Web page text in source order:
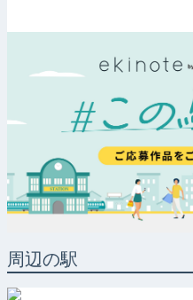
周辺の駅